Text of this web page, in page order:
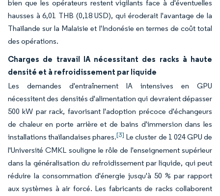
bien que les opérateurs restent vigilants face à d'éventuelles
hausses à 6,01 THB (0,18 USD), qui éroderait l'avantage de la
Thaïlande sur la Malaisie et l'Indonésie en termes de coût total
des opérations.
Charges de travail IA nécessitant des racks à haute
densité et à refroidissement par liquide
Les demandes d'entraînement IA intensives en GPU
nécessitent des densités d'alimentation qui devraient dépasser
500 kW par rack, favorisant l'adoption précoce d'échangeurs
de chaleur en porte arrière et de bains d'immersion dans les
installations thaïlandaises phares.[3] Le cluster de 1 024 GPU de
l'Université CMKL souligne le rôle de l'enseignement supérieur
dans la généralisation du refroidissement par liquide, qui peut
réduire la consommation d'énergie jusqu'à 50 % par rapport
aux systèmes à air forcé. Les fabricants de racks collaborent